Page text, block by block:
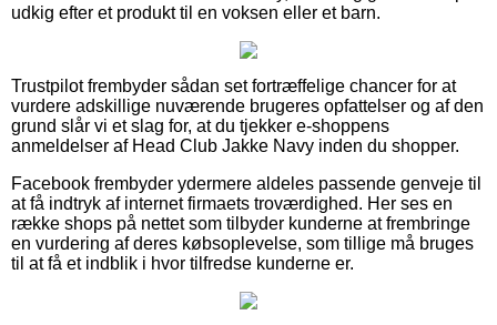
udkig efter et produkt til en voksen eller et barn.
Trustpilot frembyder sådan set fortræffelige chancer for at
vurdere adskillige nuværende brugeres opfattelser og af den
grund slår vi et slag for, at du tjekker e-shoppens
anmeldelser af Head Club Jakke Navy inden du shopper.
Facebook frembyder ydermere aldeles passende genveje til
at få indtryk af internet firmaets troværdighed. Her ses en
række shops på nettet som tilbyder kunderne at frembringe
en vurdering af deres købsoplevelse, som tillige må bruges
til at få et indblik i hvor tilfredse kunderne er.